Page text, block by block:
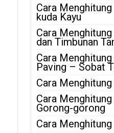
Cara
kuda Kayu
Cara
dan Timbunan
Cara
Paving – Sobat
Cara
Cara
Gorong-gorong
Cara